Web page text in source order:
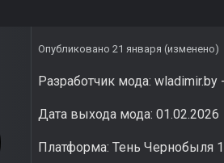
Опубликовано 21 января (изменено)
Разработчик мода: wladimir.by
Дата выхода мода: 01.02.2026
Платформа: Тень Чернобыля